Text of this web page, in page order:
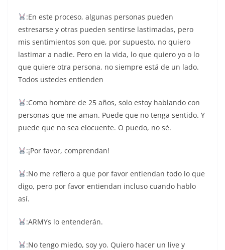
:En este proceso, algunas personas pueden
estresarse y otras pueden sentirse lastimadas, pero
mis sentimientos son que, por supuesto, no quiero
lastimar a nadie. Pero en la vida, lo que quiero yo o lo
que quiere otra persona, no siempre está de un lado.
Todos ustedes entienden
:Como hombre de 25 años, solo estoy hablando con
personas que me aman. Puede que no tenga sentido. Y
puede que no sea elocuente. O puedo, no sé.
:¡Por favor, comprendan!
:No me refiero a que por favor entiendan todo lo que
digo, pero por favor entiendan incluso cuando hablo
así.
:ARMYs lo entenderán.
:No tengo miedo, soy yo. Quiero hacer un live y